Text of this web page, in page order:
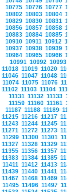
10775 10776 10777
10802 10803 10804
10829 10830 10831
10856 10857 10858
10883 10884 10885
10910 10911 10912
10937 10938 10939
10964 10965 10966
10991 10992 10993
11018 11019 11020
11046 11047 11048
11074 11075 11076
11102 11103 11104
11131 11132 11133
11159 11160 11161
11187 11188 11189
11215 11216 11217
11243 11244 11245
11271 11272 11273
11299 11300 11301
11327 11328 11329
11355 11356 11357
11383 11384 11385
11411 11412 11413
11439 11440 11441
11467 11468 11469
11495 11496 11497